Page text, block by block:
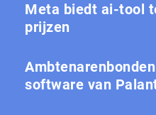
Meta biedt ai-tool
prijzen
software van